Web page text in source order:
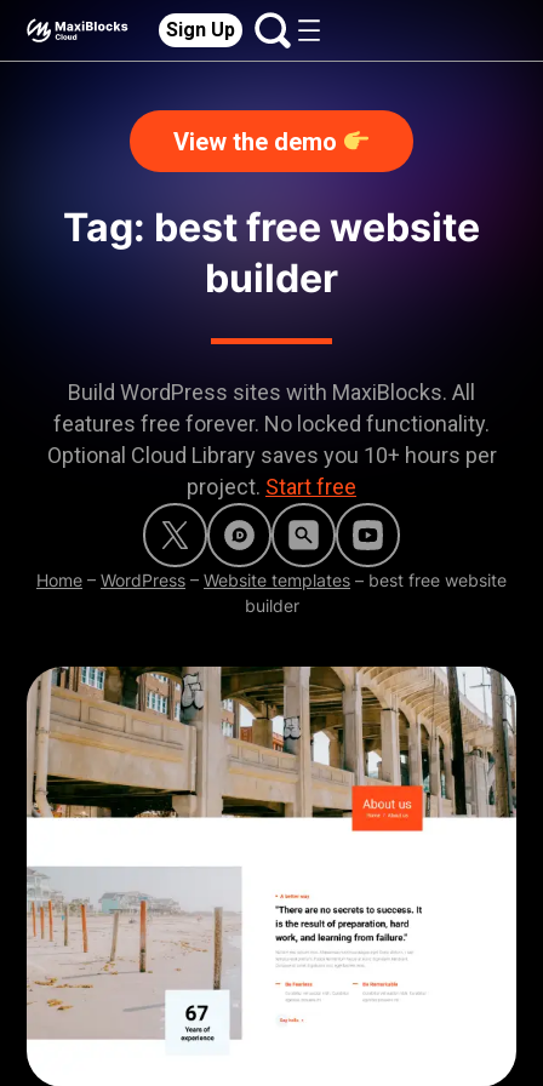
Sign Up
View the demo
Tag: best free website
builder
Build WordPress sites with MaxiBlocks. All
features free forever. No locked functionality.
Optional Cloud Library saves you 10+ hours per
project. Start free
Home – WordPress – Website templates – best free website
builder